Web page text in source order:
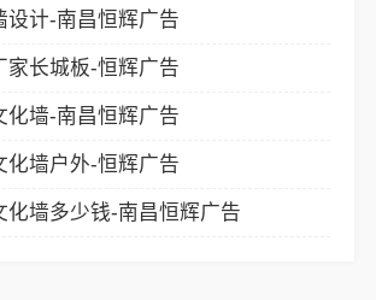
设计-南昌恒辉广告
家长城板-恒辉广告
化墙-南昌恒辉广告
化墙户外-恒辉广告
化墙多少钱-南昌恒辉广告